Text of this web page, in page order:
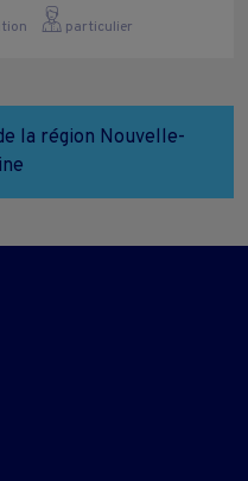
particulier
la région Nouvelle-